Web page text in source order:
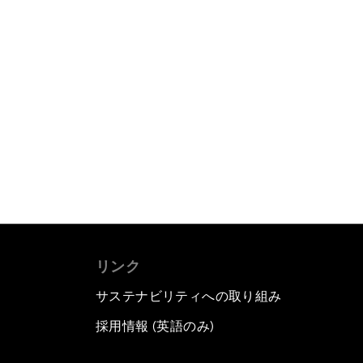
リンク
サステナビリティへの取り組み
採用情報 (英語のみ)